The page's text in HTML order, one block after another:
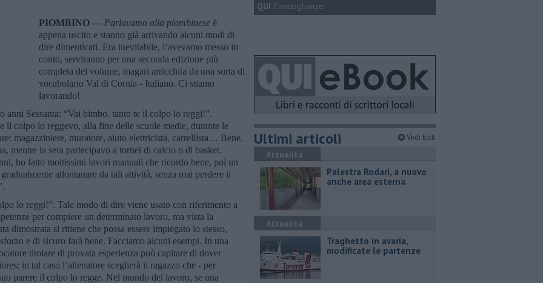
PIOMBINO — Parlavamo alla piombinese è
appena uscito e stanno già arrivando alcuni modi di
dire dimenticati. Era inevitabile, l’avevamo messo in
conto, serviranno per una seconda edizione più
completa del volume, magari arricchita da una sorta di
vocabolario Val di Cornia - Italiano. Ci stiamo
lavorando!
anni Sessanta: “Vai bimbo, tanto te il colpo lo reggi!”.
il colpo lo reggevo, alla fine delle scuole medie, durante le
magazziniere, muratore, aiuto elettricista, carrellista… Bene,
mentre la sera partecipavo a tornei di calcio o di basket.
ho fatto moltissimi lavori manuali che ricordo bene, poi un
allontanare da tali attività, senza mai perdere il
lo reggi!”. Tale modo di dire viene usato con riferimento a
per compiere un determinato lavoro, ma vista la
dimostrata si ritiene che possa essere impiegato lo stesso,
e di sicuro farà bene. Facciamo alcuni esempi. In una
titolare di provata esperienza può capitare di dover
in tal caso l’allenatore sceglierà il ragazzo che - per
parere il colpo lo regge. Nel mondo del lavoro, se una
QUI Condoglianze
Ultimi articoli Vedi tutti
Attualità
Palestra Rodari, a nuovo
anche area esterna
Attualità
Traghetto in avaria,
modificate le partenze